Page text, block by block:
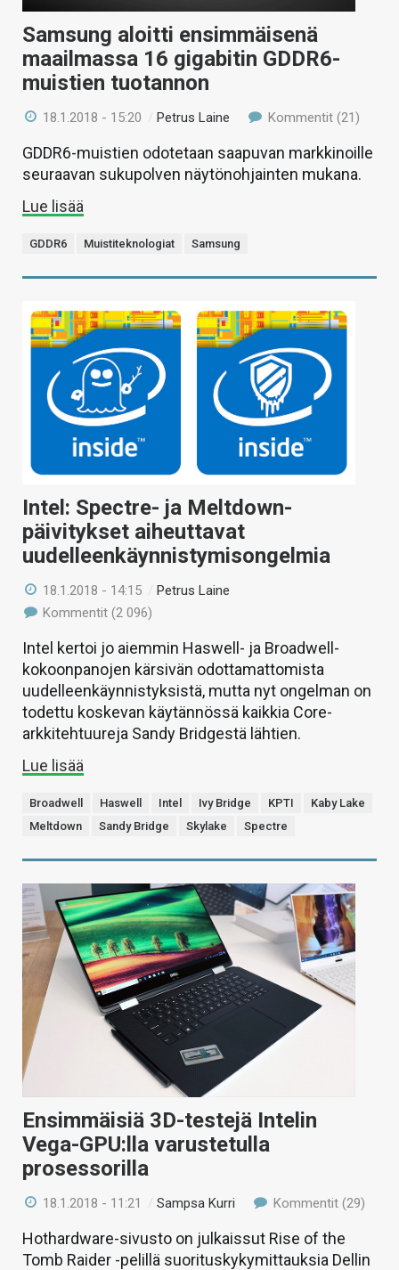
Samsung aloitti ensimmäisenä
maailmassa 16 gigabitin GDDR6-
muistien tuotannon
18.1.2018 - 15:20 /Petrus Laine Kommentit (21)
GDDR6-muistien odotetaan saapuvan markkinoille
seuraavan sukupolven näytönohjainten mukana.
Lue lisää
GDDR6 Muistiteknologiat Samsung
Intel: Spectre- ja Meltdown-
päivitykset aiheuttavat
uudelleenkäynnistymisongelmia
18.1.2018 - 14:15 /Petrus Laine
Kommentit (2 096)
Intel kertoi jo aiemmin Haswell- ja Broadwell-
kokoonpanojen kärsivän odottamattomista
uudelleenkäynnistyksistä, mutta nyt ongelman on
todettu koskevan käytännössä kaikkia Core-
arkkitehtuureja Sandy Bridgestä lähtien.
Lue lisää
Broadwell Haswell Intel Ivy Bridge KPTI
Kaby Lake
Meltdown
Sandy Bridge Skylake Spectre
Ensimmäisiä 3D-testejä Intelin
Vega-GPU:lla varustetulla
prosessorilla
18.1.2018 - 11:21 /Sampsa Kurri Kommentit (29)
Hothardware-sivusto on julkaissut Rise of the
Tomb Raider -pelillä suorituskykymittauksia Dellin